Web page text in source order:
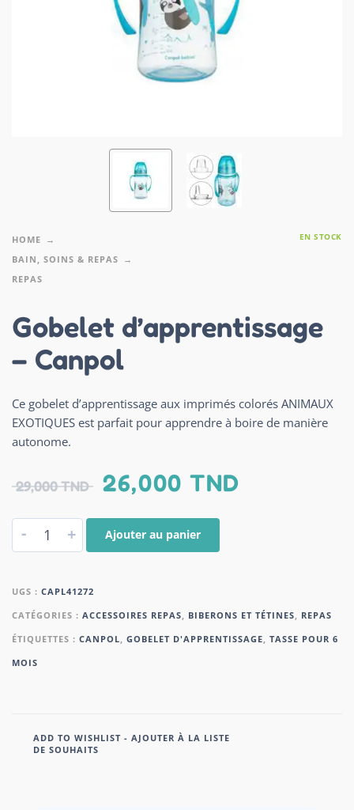
HOME
BAIN, SOINS & REPAS
REPAS
EN STOCK
Gobelet d’apprentissage
– Canpol
Ce gobelet d’apprentissage aux imprimés colorés ANIMAUX
EXOTIQUES est parfait pour apprendre à boire de manière
autonome.
29,000TND 26,000 TND
- + Ajouter au panier
UGS : CAPL41272
CATÉGORIES : ACCESSOIRES REPAS BIBERONS ET TÉTINES
REPAS
ÉTIQUETTES : CANPOL GOBELET D'APPRENTISSAGE TASSE POUR 6
MOIS
ADD TO WISHLIST - AJOUTER À LA LISTE
DE SOUHAITS